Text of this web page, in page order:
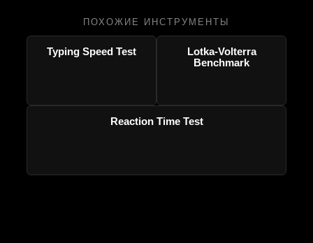
ПОХОЖИЕ ИНСТРУМЕНТЫ
Typing Speed Test
Lotka-Volterra
Benchmark
Reaction Time Test